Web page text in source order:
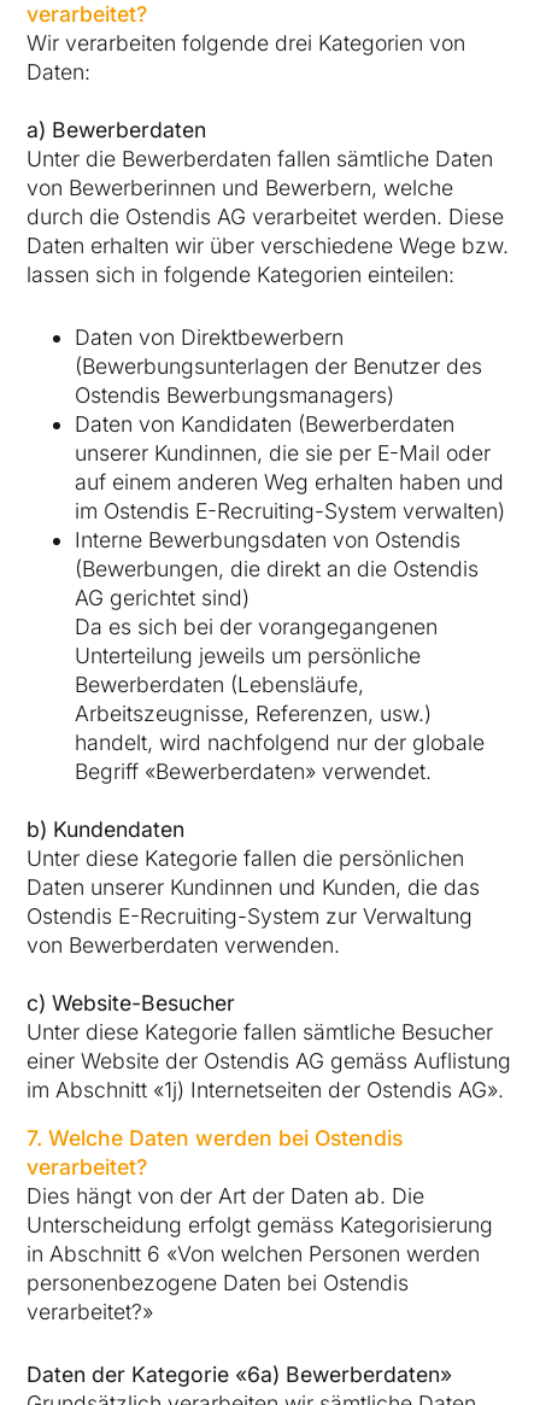
verarbeitet?
Wir verarbeiten folgende drei Kategorien von
Daten:
a) Bewerberdaten
Unter die Bewerberdaten fallen sämtliche Daten
von Bewerberinnen und Bewerbern, welche
durch die Ostendis AG verarbeitet werden. Diese
Daten erhalten wir über verschiedene Wege bzw.
lassen sich in folgende Kategorien einteilen:
Daten von Direktbewerbern
(Bewerbungsunterlagen der Benutzer des
Ostendis Bewerbungsmanagers)
Daten von Kandidaten (Bewerberdaten
unserer Kundinnen, die sie per E-Mail oder
auf einem anderen Weg erhalten haben und
im Ostendis E-Recruiting-System verwalten)
Interne Bewerbungsdaten von Ostendis
(Bewerbungen, die direkt an die Ostendis
AG gerichtet sind)
Da es sich bei der vorangegangenen
Unterteilung jeweils um persönliche
Bewerberdaten (Lebensläufe,
Arbeitszeugnisse, Referenzen, usw.)
handelt, wird nachfolgend nur der globale
Begriff «Bewerberdaten» verwendet.
b) Kundendaten
Unter diese Kategorie fallen die persönlichen
Daten unserer Kundinnen und Kunden, die das
Ostendis E-Recruiting-System zur Verwaltung
von Bewerberdaten verwenden.
c) Website-Besucher
Unter diese Kategorie fallen sämtliche Besucher
einer Website der Ostendis AG gemäss Auflistung
im Abschnitt «1j) Internetseiten der Ostendis AG».
7. Welche Daten werden bei Ostendis
verarbeitet?
Dies hängt von der Art der Daten ab. Die
Unterscheidung erfolgt gemäss Kategorisierung
in Abschnitt 6 «Von welchen Personen werden
personenbezogene Daten bei Ostendis
verarbeitet?»
Daten der Kategorie «6a) Bewerberdaten»